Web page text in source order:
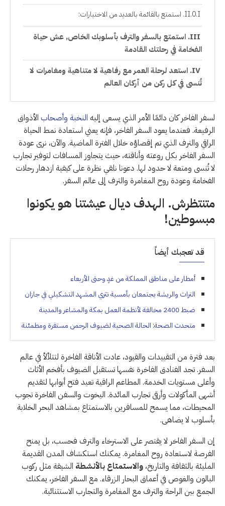
استمتع بالقائمة بالعديد من الاختيارات:
استمتع بالسفر والترف بأسلوبك الخاص, عش حياة
الفخامة في رحلتك القادمة
استعد لرحلة العمر مع رفاهية لا متناهية ومغامرات لا
تُنسى في كل ركن من أركان العالم
لسفر الفاخر كان دائمًا الأمر الذي يسعى إليه النخبة وأصحاب الأذواق
الرفيعة. فعندما يعود السفر الفاخر، فإنه يعني استعادة نمط الحياة
الراقي والترف الذي تم إقصاؤه خلال الفترة الماضية. والآن، نرى عودة
السفر الفاخر بكل روعته وأناقته، حيث يتجاوز المسافات لتوفير تجارب
لا تُنسى ومتعة لا حدود لها. دعونا نلقي نظرة على كيفية ازدهار رحلات
الفخامة وعودة روح المغامرة والترف إلى عالم السفر.
متنتظرش. الهدف ديال عيشتنا هو يكونوا
مبسوطين!
قد تعجبك أيضاً
أمطار على مناطق المملكة من غدٍ وحتى الأربعاء
التراث والريشة يجتمعان بأمسية تثري المشهد التشكيلي في جازان
ضبط 2400 مخالفة لأنظمة العمل بمكة والمشاعر والمدينة
متحدث الصحة: الحالة الصحية لضيوف الرحمن مستقرة ومطمئنة
بعد فترة من التقييدات والقيود، عادت الأناقة الفاخرة لتتلألأ في عالم
السفر. تجد الفنادق الفاخرة نفسها تستقبل الضيوف بأفخم الأثاث
وأعلى مستويات الخدمة. المطاعم الراقية تعيد فتح أبوابها لتقديم
أشهى المأكولات وأرقى تجارب المائدة. اليخوت والسفن الفاخرة تجوب
المحيطات، مما يسمح للمسافرين بالاستمتاع بمشاهد البحر الخلابة
بأسلوب لا يضاهى.
إن السفر الفاخر لا يقتصر على الاسترخاء والترف فحسب، بل يمنح
الفرصة لاستعادة روح المغامرة. يمكنك استكشاف المدن القديمة
المليئة بالثقافة والتاريخ، والاستمتاع بالأنشطة الشيقة مثل ركوب
البالون والغوص في أعماق البحار الزرقاء. مع السفر الفاخر، يمكنك
الجمع بين الراحة والترف مع المغامرة والتجارب الاستثنائية.